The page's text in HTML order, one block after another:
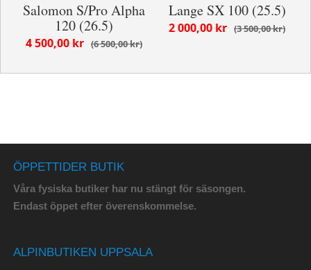
Salomon S/Pro Alpha
120 (26.5)
6 500,00 kr
4 500,00 kr
Lange SX 100 (25.5)
3 500,00 kr
2 000,00 kr
ÖPPETTIDER BUTIK
Våra fysiska butiker har nu stängt för säsongen.
Endast öppet efter överenskommelse.
ALPINBUTIKEN UPPSALA